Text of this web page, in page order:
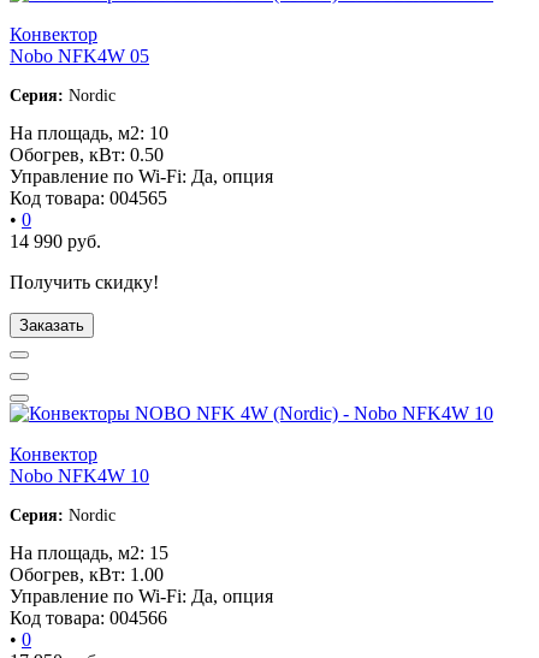
Конвектор
Nobo NFK4W 05
Серия: Nordic
На площадь, м2: 10
Обогрев, кВт: 0.50
Управление по Wi-Fi: Да, опция
Код товара: 004565
• 0
14 990 руб.
Получить скидку!
Заказать
Конвектор
Nobo NFK4W 10
Серия: Nordic
На площадь, м2: 15
Обогрев, кВт: 1.00
Управление по Wi-Fi: Да, опция
Код товара: 004566
• 0